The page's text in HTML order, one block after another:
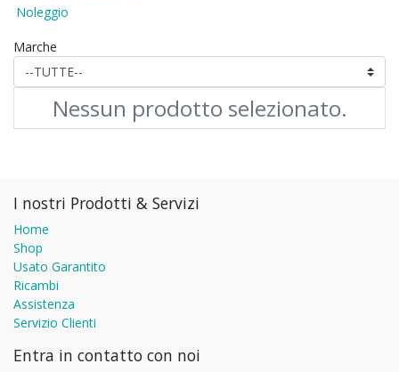
Noleggio
Marche
Nessun prodotto selezionato.
I nostri Prodotti & Servizi
Home
Shop
Usato Garantito
Ricambi
Assistenza
Servizio Clienti
Entra in contatto con noi